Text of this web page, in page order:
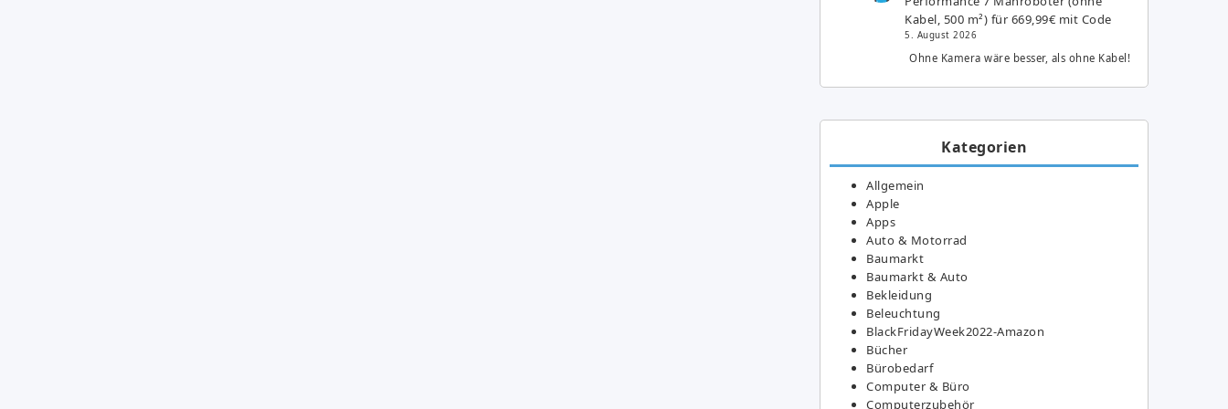
Kabel, 500 m²) für 669,99€ mit Code
5. August 2026
Ohne Kamera wäre besser, als ohne Kabel!
Kategorien
Allgemein
Apple
Apps
Auto & Motorrad
Baumarkt
Baumarkt & Auto
Bekleidung
Beleuchtung
BlackFridayWeek2022-Amazon
Bücher
Bürobedarf
Computer & Büro
Computerzubehör